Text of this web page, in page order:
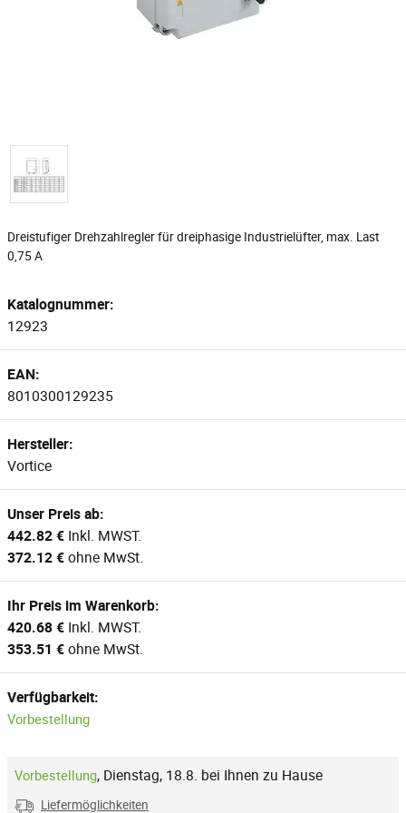
Dreistufiger Drehzahlregler für dreiphasige Industrielüfter, max. Last
0,75 A
Katalognummer:
12923
EAN:
8010300129235
Hersteller:
Vortice
Unser Preis ab:
442.82 € Inkl. MWST.
372.12 €ohne MwSt.
Ihr Preis im Warenkorb:
420.68 € Inkl. MWST.
353.51 €ohne MwSt.
Verfügbarkeit:
Vorbestellung
Vorbestellung, Dienstag, 18.8. bei Ihnen zu Hause
Liefermöglichkeiten